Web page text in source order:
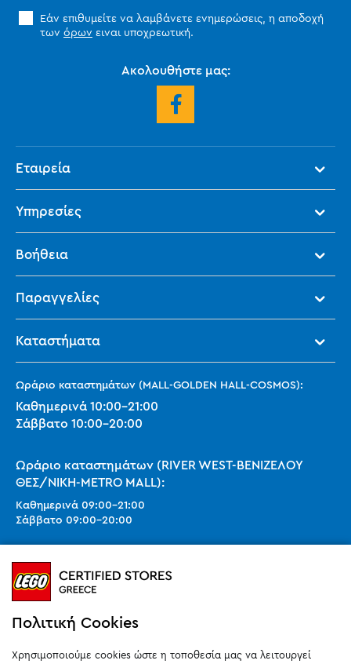
Εάν επιθυμείτε να λαμβάνετε ενημερώσεις, η αποδοχή
των όρων ειναι υποχρεωτική.
Ακολουθήστε μας:
Εταιρεία
Υπηρεσίες
Βοήθεια
Παραγγελίες
Καταστήματα
Ωράριο καταστημάτων (MALL-GOLDEN HALL-COSMOS):
Καθημερινά 10:00-21:00
Σάββατο 10:00-20:00
Ωράριο καταστημάτων (RIVER WEST-ΒΕΝΙΖΕΛΟΥ
ΘΕΣ/ΝΙΚΗ-METRO MALL):
Καθημερινά 09:00-21:00
Σάββατο 09:00-20:00
Ωράριο καταστημάτων (SMART PARK):
Καθημερινά10:00-21:00
Σάββατο09:00
Κυριακή 11:00-20:00 (έως 25/10)
orders@legostoregreece.gr
Πολιτική Cookies
Χρησιμοποιούμε cookies ώστε η τοποθεσία μας να λειτουργεί